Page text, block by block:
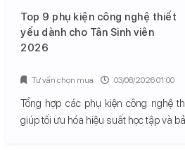
Top 9 phụ kiện công nghệ thiết
yếu dành cho Tân Sinh viên
2026
Tổng hợp các phụ kiện công nghệ
giúp tối ưu hóa hiệu suất học tập và
Tư vấn chọn mua 03/08/2026 01:00